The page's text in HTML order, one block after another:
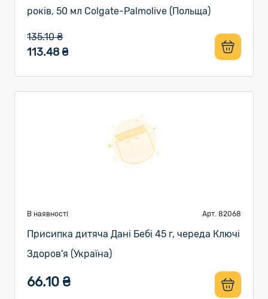
років, 50 мл Colgate-Palmolive (Польща)
135.10 ₴
113.48 ₴
В наявності Арт. 82068
Присипка дитяча Дані Бебі 45 г, череда Ключі
Здоров'я (Україна)
66.10 ₴